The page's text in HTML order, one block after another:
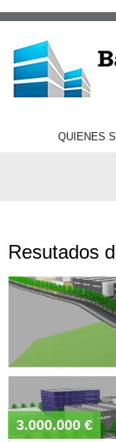
QUIENES
Resutados
3.000.000 €